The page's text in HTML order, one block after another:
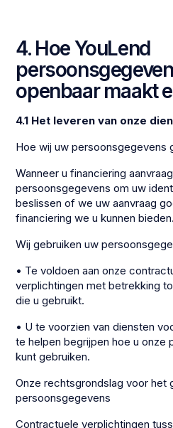
4. Hoe YouLend
openbaar maakt
4.1 Het leveren van onze
Hoe wij uw persoonsgegevens
Wanneer u financiering
persoonsgegevens om uw
beslissen of we uw aanvraag
financiering we u kunnen bieden.
Wij gebruiken uw
• Te voldoen aan onze
verplichtingen met betrekking
die u gebruikt.
• U te voorzien van diensten
te helpen begrijpen hoe u onze
kunt gebruiken.
Onze rechtsgrondslag voor het
persoonsgegevens
Contractuele verplichtingen